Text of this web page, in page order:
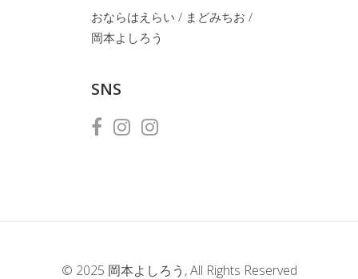
おならはえらい
まどみちお
岡本よしろう
SNS
© 2025 岡本よしろう , All Rights Reserved